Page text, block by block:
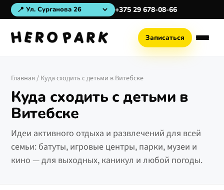
📍 +375 29 678-08-66
Записаться
Главная / Куда сходить с детьми в Витебске
Куда сходить с детьми в
Витебске
Идеи активного отдыха и развлечений для всей
семьи: батуты, игровые центры, парки, музеи и
кино — для выходных, каникул и любой погоды.